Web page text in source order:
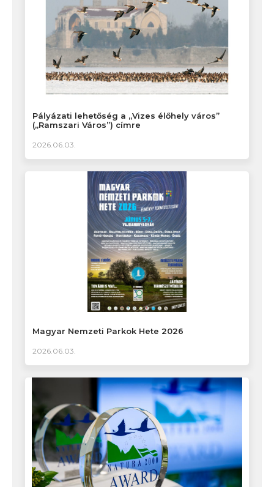
Pályázati lehetőség a „Vizes élőhely város”
(„Ramszari Város”) címre
2026.06.03.
Magyar Nemzeti Parkok Hete 2026
2026.06.03.